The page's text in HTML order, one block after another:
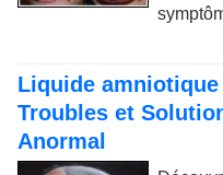
Liquide
Troubles et
Anormal